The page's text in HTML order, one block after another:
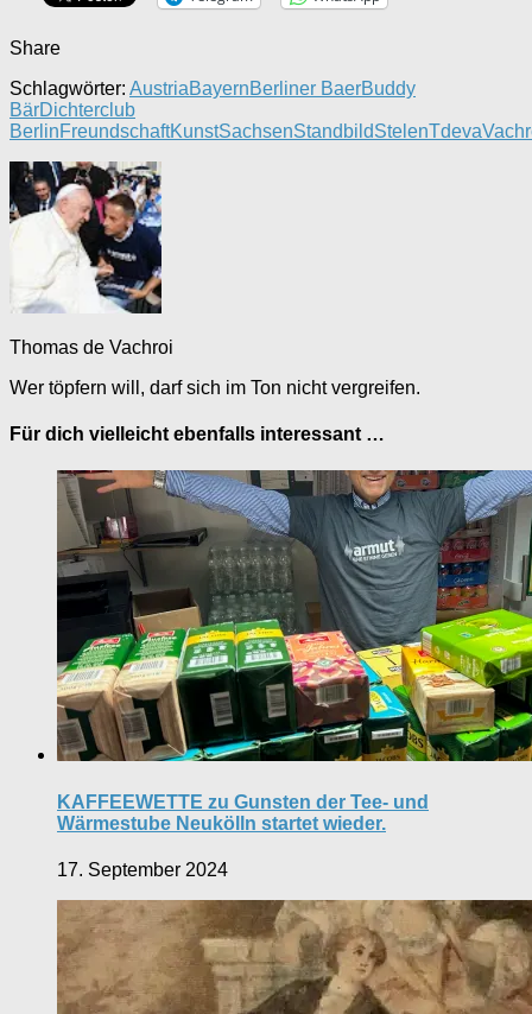
Share
Schlagwörter: AustriaBayernBerliner BaerBuddy
BärDichterclub
BerlinFreundschaftKunstSachsenStandbildStelenTdeva
Thomas de Vachroi
Wer töpfern will, darf sich im Ton nicht vergreifen.
Für dich vielleicht ebenfalls interessant …
KAFFEEWETTE zu Gunsten der Tee- und
Wärmestube Neukölln startet wieder.
17. September 2024